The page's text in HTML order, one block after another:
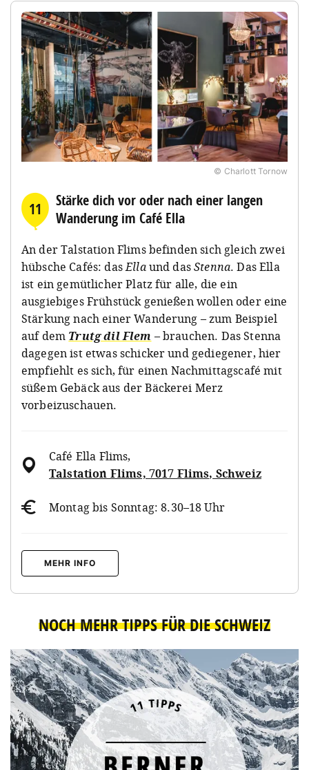
© Charlott Tornow
11
Stärke dich vor oder nach einer langen
Wanderung im Café Ella
An der Talstation Flims befinden sich gleich zwei
hübsche Cafés: dasEllaund dasStenna. Das Ella
ist ein gemütlicher Platz für alle, die ein
ausgiebiges Frühstück genießen wollen oder eine
Stärkung nach einer Wanderung – zum Beispiel
auf dem Trutg dil Flem – brauchen. Das Stenna
dagegen ist etwas schicker und gediegener, hier
empfiehlt es sich, für einen Nachmittagscafé mit
süßem Gebäck aus der Bäckerei Merz
vorbeizuschauen.
Café Ella Flims,
Talstation Flims, 7017 Flims, Schweiz
Montag bis Sonntag: 8.30–18 Uhr
MEHR INFO
NOCH MEHR TIPPS FÜR DIE SCHWEIZ